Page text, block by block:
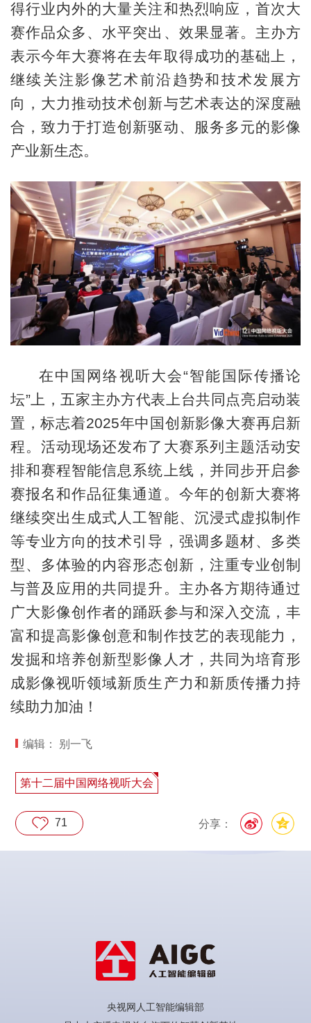
得行业内外的大量关注和热烈响应，首次大
赛作品众多、水平突出、效果显著。主办方
表示今年大赛将在去年取得成功的基础上，
继续关注影像艺术前沿趋势和技术发展方
向，大力推动技术创新与艺术表达的深度融
合，致力于打造创新驱动、服务多元的影像
产业新生态。
在中国网络视听大会“智能国际传播论
坛”上，五家主办方代表上台共同点亮启动装
置，标志着2025年中国创新影像大赛再启新
程。活动现场还发布了大赛系列主题活动安
排和赛程智能信息系统上线，并同步开启参
赛报名和作品征集通道。今年的创新大赛将
继续突出生成式人工智能、沉浸式虚拟制作
等专业方向的技术引导，强调多题材、多类
型、多体验的内容形态创新，注重专业创制
与普及应用的共同提升。主办各方期待通过
广大影像创作者的踊跃参与和深入交流，丰
富和提高影像创意和制作技艺的表现能力，
发掘和培养创新型影像人才，共同为培育形
成影像视听领域新质生产力和新质传播力持
续助力加油！
编辑： 别一飞
第十二届中国网络视听大会
分享：
71
央视网人工智能编辑部